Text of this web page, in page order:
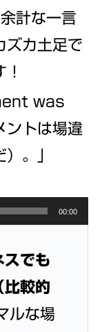
計な一言
ズカ土足で
was
トは場違
。」
00:00
スでも
比較的
ルな場